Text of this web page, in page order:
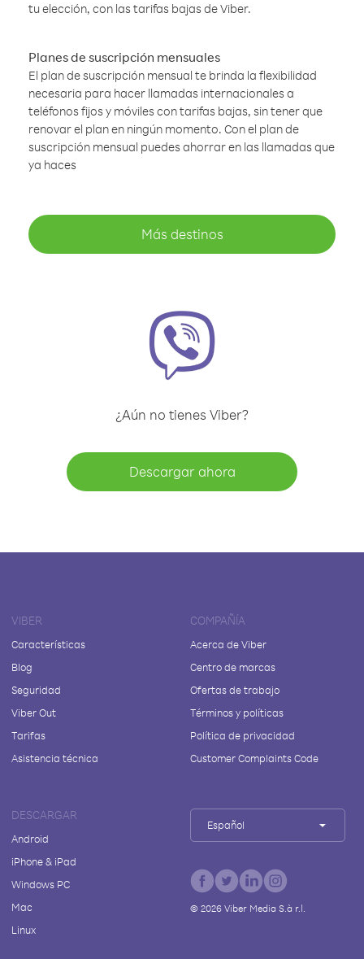
tu elección, con las tarifas bajas de Viber.
Planes de suscripción mensuales
El plan de suscripción mensual te brinda la flexibilidad
necesaria para hacer llamadas internacionales a
teléfonos fijos y móviles con tarifas bajas, sin tener que
renovar el plan en ningún momento. Con el plan de
suscripción mensual puedes ahorrar en las llamadas que
ya haces
Más destinos
¿Aún no tienes Viber?
Descargar ahora
VIBER
Características
Blog
Seguridad
Viber Out
Tarifas
Asistencia técnica
COMPAÑÍA
Acerca de Viber
Centro de marcas
Ofertas de trabajo
Términos y políticas
Política de privacidad
Customer Complaints Code
DESCARGAR
Android
iPhone & iPad
Windows PC
Mac
Linux
Español
© 2026Viber Media S.à r.l.